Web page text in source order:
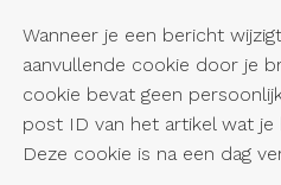
Wanneer je een bericht
aanvullende cookie door je
cookie bevat geen
post ID van het artikel wat
Deze cookie is na een dag